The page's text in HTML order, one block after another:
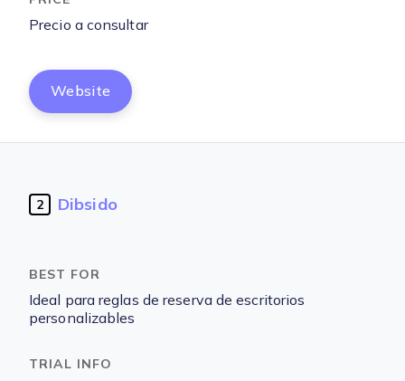
Precio a consultar
Website
2 Dibsido
Ideal para reglas de reserva de escritorios
personalizables